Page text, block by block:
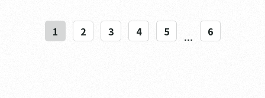
1 2 3 4 5
…
6